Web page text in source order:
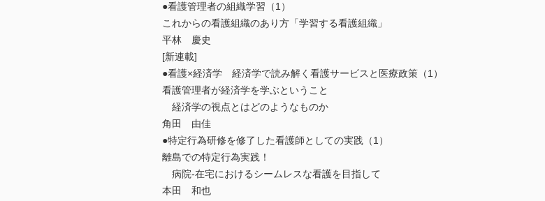
●看護管理者の組織学習（1）
これからの看護組織のあり方「学習する看護組織」
平林 慶史
[新連載]
●看護×経済学 経済学で読み解く看護サービスと医療政策（1）
看護管理者が経済学を学ぶということ
経済学の視点とはどのようなものか
角田 由佳
●特定行為研修を修了した看護師としての実践（1）
離島での特定行為実践！
病院-在宅におけるシームレスな看護を目指して
本田 和也